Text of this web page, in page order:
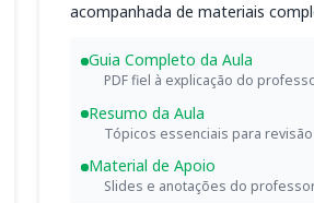
acompanhada de materiais
Guia Completo da Aula
PDF fiel à explicação do
Resumo da Aula
Tópicos essenciais para
Material de Apoio
Slides e anotações do